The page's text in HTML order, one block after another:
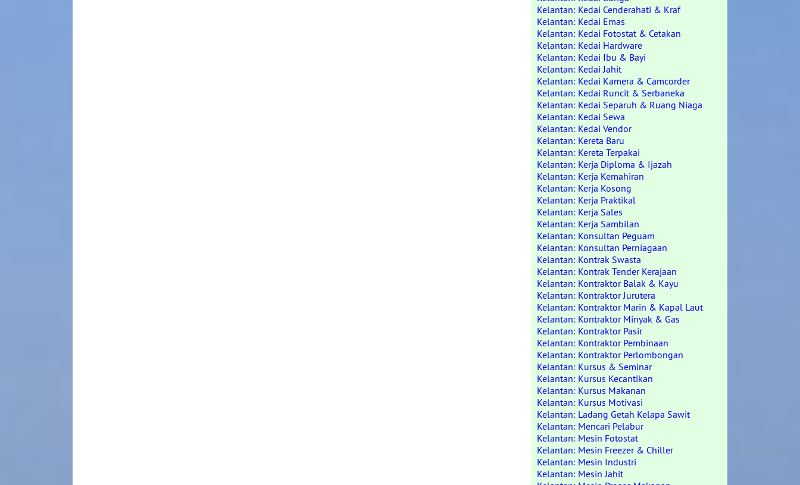
Kelantan: Kedai Cenderahati & Kraf
Kelantan: Kedai Emas
Kelantan: Kedai Fotostat & Cetakan
Kelantan: Kedai Hardware
Kelantan: Kedai Ibu & Bayi
Kelantan: Kedai Jahit
Kelantan: Kedai Kamera & Camcorder
Kelantan: Kedai Runcit & Serbaneka
Kelantan: Kedai Separuh & Ruang Niaga
Kelantan: Kedai Sewa
Kelantan: Kedai Vendor
Kelantan: Kereta Baru
Kelantan: Kereta Terpakai
Kelantan: Kerja Diploma & Ijazah
Kelantan: Kerja Kemahiran
Kelantan: Kerja Kosong
Kelantan: Kerja Praktikal
Kelantan: Kerja Sales
Kelantan: Kerja Sambilan
Kelantan: Konsultan Peguam
Kelantan: Konsultan Perniagaan
Kelantan: Kontrak Swasta
Kelantan: Kontrak Tender Kerajaan
Kelantan: Kontraktor Balak & Kayu
Kelantan: Kontraktor Jurutera
Kelantan: Kontraktor Marin & Kapal Laut
Kelantan: Kontraktor Minyak & Gas
Kelantan: Kontraktor Pasir
Kelantan: Kontraktor Pembinaan
Kelantan: Kontraktor Perlombongan
Kelantan: Kursus & Seminar
Kelantan: Kursus Kecantikan
Kelantan: Kursus Makanan
Kelantan: Kursus Motivasi
Kelantan: Ladang Getah Kelapa Sawit
Kelantan: Mencari Pelabur
Kelantan: Mesin Fotostat
Kelantan: Mesin Freezer & Chiller
Kelantan: Mesin Industri
Kelantan: Mesin Jahit